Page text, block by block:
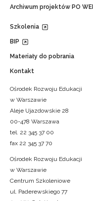
Archiwum projektów PO
Szkolenia
BIP
Materiały do pobrania
Kontakt
Ośrodek Rozwoju Edukacji
w Warszawie
Aleje Ujazdowskie 28
00-478 Warszawa
tel. 22 345 37 00
fax 22 345 37 70
Ośrodek Rozwoju Edukacji
w Warszawie
Centrum Szkoleniowe
ul. Paderewskiego 77